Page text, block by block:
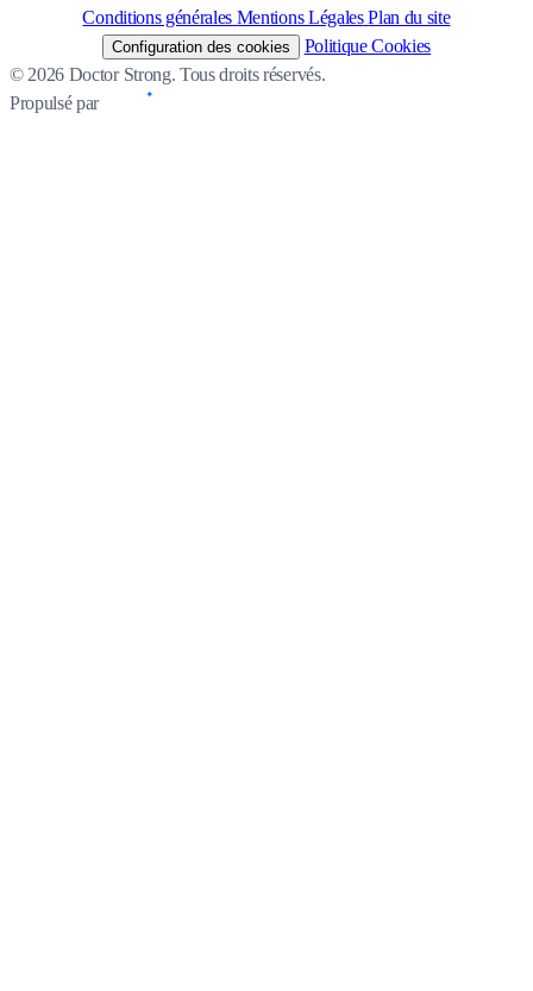
Conditions générales Mentions Légales Plan du site
Configuration des cookies
Politique Cookies
© 2026 Doctor Strong. Tous droits réservés.
Propulsé par